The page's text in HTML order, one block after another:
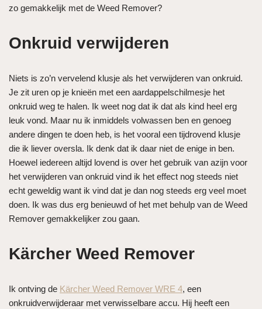
zo gemakkelijk met de Weed Remover?
Onkruid verwijderen
Niets is zo’n vervelend klusje als het verwijderen van onkruid.
Je zit uren op je knieën met een aardappelschilmesje het
onkruid weg te halen. Ik weet nog dat ik dat als kind heel erg
leuk vond. Maar nu ik inmiddels volwassen ben en genoeg
andere dingen te doen heb, is het vooral een tijdrovend klusje
die ik liever oversla. Ik denk dat ik daar niet de enige in ben.
Hoewel iedereen altijd lovend is over het gebruik van azijn voor
het verwijderen van onkruid vind ik het effect nog steeds niet
echt geweldig want ik vind dat je dan nog steeds erg veel moet
doen. Ik was dus erg benieuwd of het met behulp van de Weed
Remover gemakkelijker zou gaan.
Kärcher Weed Remover
Ik ontving de Kärcher Weed Remover WRE 4, een
onkruidverwijderaar met verwisselbare accu. Hij heeft een